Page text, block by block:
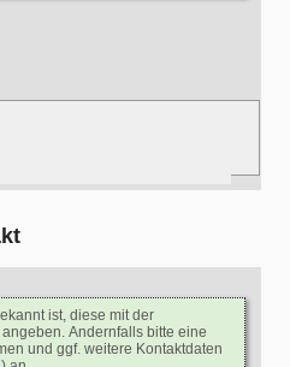
ist, diese mit der
Andernfalls bitte eine
und ggf. weitere Kontaktdaten